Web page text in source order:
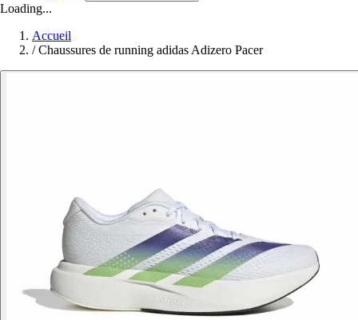
Loading...
Accueil
/ Chaussures de running adidas Adizero Pacer